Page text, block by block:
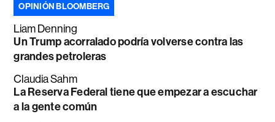
OPINIÓN BLOOMBERG
Liam Denning
Un Trump acorralado podría volverse contra las
grandes petroleras
Claudia Sahm
La Reserva Federal tiene que empezar a escuchar
a la gente común